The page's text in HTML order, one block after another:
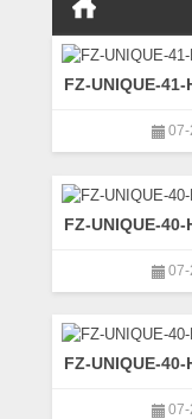
FZ-UNIQUE-
07-
FZ-UNIQUE-
07-
FZ-UNIQUE-
07-